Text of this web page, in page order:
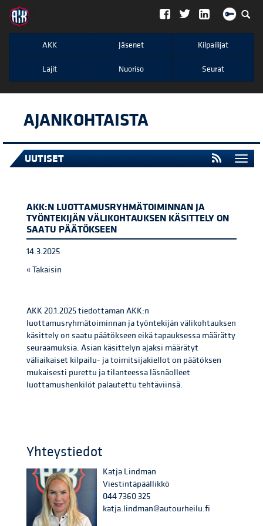
";
AKK Jäsenet Kilpailijat
Lajit Nuoriso Seurat
AJANKOHTAISTA
UUTISET
AKK:N LUOTTAMUSRYHMÄTOIMINNAN JA
TYÖNTEKIJÄN VÄLIKOHTAUKSEN KÄSITTELY ON
SAATU PÄÄTÖKSEEN
14.3.2025
« Takaisin
AKK 20.1.2025 tiedottaman AKK:n
luottamusryhmätoiminnan ja työntekijän välikohtauksen
käsittely on saatu päätökseen eikä tapauksessa määrätty
seuraamuksia. Asian käsittelyn ajaksi määrätyt
väliaikaiset kilpailu- ja toimitsijakiellot on päätöksen
mukaisesti purettu ja tilanteessa läsnäolleet
luottamushenkilöt palautettu tehtäviinsä.
Yhteystiedot
Katja Lindman
Viestintäpäällikkö
044 7360 325
katja.lindman@autourheilu.fi